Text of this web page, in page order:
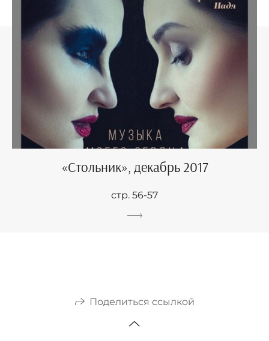
«Стольник», декабрь 2017
стр. 56-57
Поделиться ссылкой